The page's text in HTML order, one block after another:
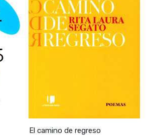
El camino de regreso